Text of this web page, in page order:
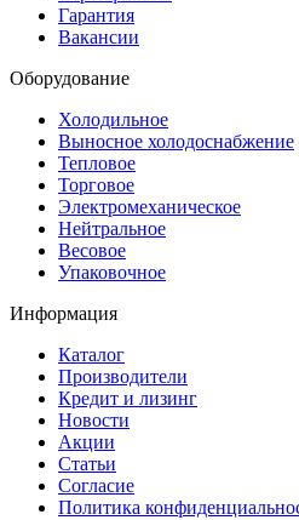
Гарантия
Вакансии
Оборудование
Холодильное
Выносное холодоснабжение
Тепловое
Торговое
Электромеханическое
Нейтральное
Весовое
Упаковочное
Информация
Каталог
Производители
Кредит и лизинг
Новости
Акции
Статьи
Согласие
Политика